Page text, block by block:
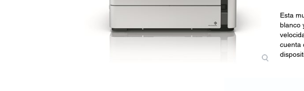
Esta
blanco
cuenta